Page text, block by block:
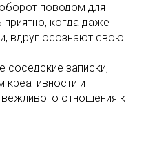
поводом для
когда даже
вдруг осознают свою
записки,
креативности и
отношения к